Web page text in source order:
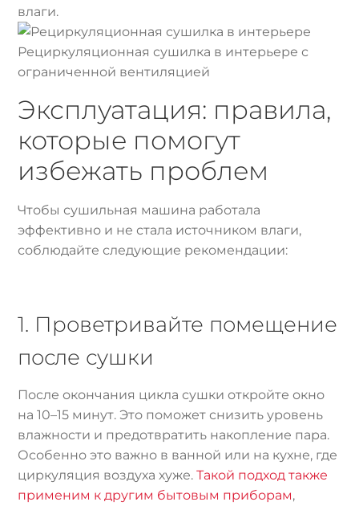
влаги.
Рециркуляционная сушилка в интерьере с
ограниченной вентиляцией
Эксплуатация: правила,
которые помогут
избежать проблем
Чтобы сушильная машина работала
эффективно и не стала источником влаги,
соблюдайте следующие рекомендации:
1. Проветривайте помещение
после сушки
После окончания цикла сушки откройте окно
на 10–15 минут. Это поможет снизить уровень
влажности и предотвратить накопление пара.
Особенно это важно в ванной или на кухне, где
циркуляция воздуха хуже.Такой подход также
применим к другим бытовым приборам,